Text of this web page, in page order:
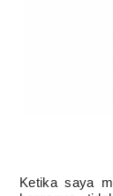
Ketika saya